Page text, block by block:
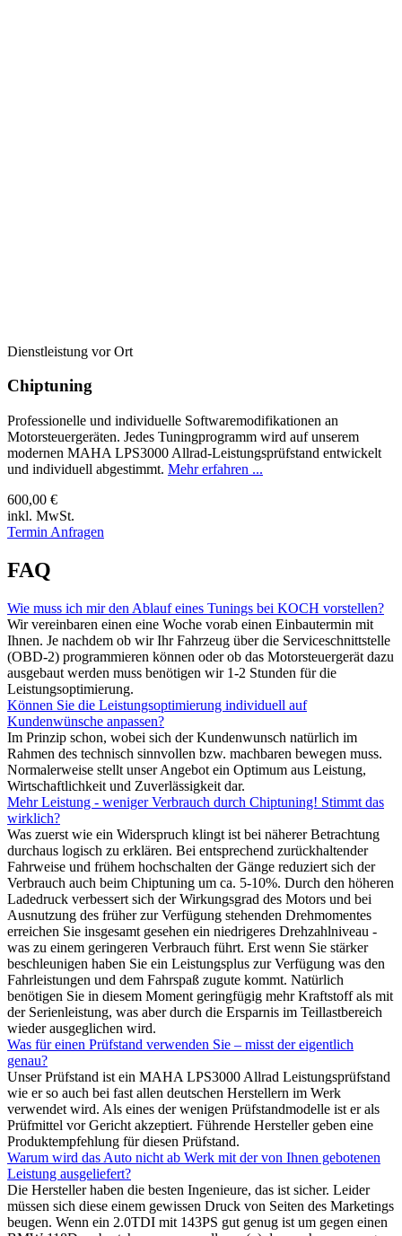
Dienstleistung vor Ort
Chiptuning
Professionelle und individuelle Softwaremodifikationen an
Motorsteuergeräten. Jedes Tuningprogramm wird auf unserem
modernen MAHA LPS3000 Allrad-Leistungsprüfstand entwickelt
und individuell abgestimmt. Mehr erfahren ...
600,00 €
inkl. MwSt.
Termin Anfragen
FAQ
Wie muss ich mir den Ablauf eines Tunings bei KOCH vorstellen?
Wir vereinbaren einen eine Woche vorab einen Einbautermin mit
Ihnen. Je nachdem ob wir Ihr Fahrzeug über die Serviceschnittstelle
(OBD-2) programmieren können oder ob das Motorsteuergerät dazu
ausgebaut werden muss benötigen wir 1-2 Stunden für die
Leistungsoptimierung.
Können Sie die Leistungsoptimierung individuell auf
Kundenwünsche anpassen?
Im Prinzip schon, wobei sich der Kundenwunsch natürlich im
Rahmen des technisch sinnvollen bzw. machbaren bewegen muss.
Normalerweise stellt unser Angebot ein Optimum aus Leistung,
Wirtschaftlichkeit und Zuverlässigkeit dar.
Mehr Leistung - weniger Verbrauch durch Chiptuning! Stimmt das
wirklich?
Was zuerst wie ein Widerspruch klingt ist bei näherer Betrachtung
durchaus logisch zu erklären. Bei entsprechend zurückhaltender
Fahrweise und frühem hochschalten der Gänge reduziert sich der
Verbrauch auch beim Chiptuning um ca. 5-10%. Durch den höheren
Ladedruck verbessert sich der Wirkungsgrad des Motors und bei
Ausnutzung des früher zur Verfügung stehenden Drehmomentes
erreichen Sie insgesamt gesehen ein niedrigeres Drehzahlniveau -
was zu einem geringeren Verbrauch führt. Erst wenn Sie stärker
beschleunigen haben Sie ein Leistungsplus zur Verfügung was den
Fahrleistungen und dem Fahrspaß zugute kommt. Natürlich
benötigen Sie in diesem Moment geringfügig mehr Kraftstoff als mit
der Serienleistung, was aber durch die Ersparnis im Teillastbereich
wieder ausgeglichen wird.
Was für einen Prüfstand verwenden Sie – misst der eigentlich
genau?
Unser Prüfstand ist ein MAHA LPS3000 Allrad Leistungsprüfstand
wie er so auch bei fast allen deutschen Herstellern im Werk
verwendet wird. Als eines der wenigen Prüfstandmodelle ist er als
Prüfmittel vor Gericht akzeptiert. Führende Hersteller geben eine
Produktempfehlung für diesen Prüfstand.
Warum wird das Auto nicht ab Werk mit der von Ihnen gebotenen
Leistung ausgeliefert?
Die Hersteller haben die besten Ingenieure, das ist sicher. Leider
müssen sich diese einem gewissen Druck von Seiten des Marketings
beugen. Wenn ein 2.0TDI mit 143PS gut genug ist um gegen einen